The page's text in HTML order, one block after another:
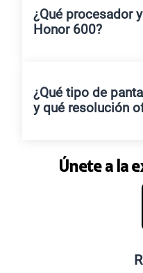
¿Qué procesador
Honor 600?
¿Qué tipo de
y qué resolución
Únete a la